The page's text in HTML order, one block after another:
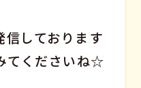
しております
てくださいね☆